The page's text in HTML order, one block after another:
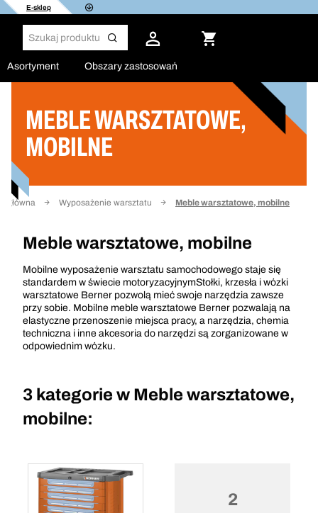
E-sklep
Asortyment Obszary zastosowań
MEBLE WARSZTATOWE,
MOBILNE
główna Wyposażenie warsztatu Meble warsztatowe, mobilne
Meble warsztatowe, mobilne
Mobilne wyposażenie warsztatu samochodowego staje się
standardem w świecie motoryzacyjnymStołki, krzesła i wózki
warsztatowe Berner pozwolą mieć swoje narzędzia zawsze
przy sobie. Mobilne meble warsztatowe Berner pozwalają na
elastyczne przenoszenie miejsca pracy, a narzędzia, chemia
techniczna i inne akcesoria do narzędzi są zorganizowane w
odpowiednim wózku.
3 kategorie w Meble warsztatowe,
mobilne:
2
Filtruj